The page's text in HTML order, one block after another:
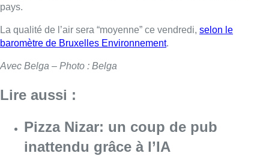
pays.
La qualité de l’air sera “moyenne” ce vendredi, selon le
baromètre de Bruxelles Environnement.
Avec Belga – Photo : Belga
Lire aussi :
Pizza Nizar: un coup de pub
inattendu grâce à l’IA